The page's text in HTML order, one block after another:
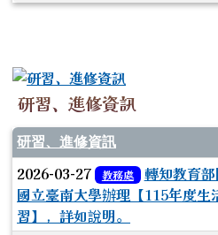
研習、進修資訊
研習、進修資訊
2026-03-27 教務處
轉知教育
國立臺南大學辦理【115年度
習】，詳如說明。